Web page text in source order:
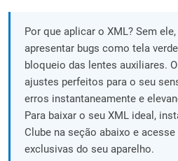
Por que aplicar o XML? Sem
apresentar bugs como tela
bloqueio das lentes auxiliares.
ajustes perfeitos para o seu
erros instantaneamente e
Para baixar o seu XML ideal,
Clube na seção abaixo e
exclusivas do seu aparelho.